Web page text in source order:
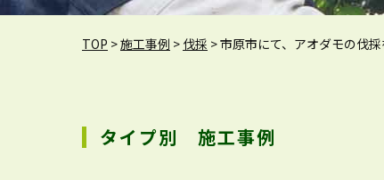
TOP >施工事例 > 伐採 >市原市にて、アオダモの伐採
タイプ別 施工事例